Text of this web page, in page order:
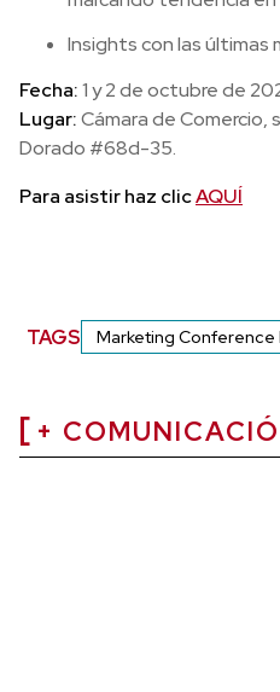
Insights con las
Fecha:1 y 2 de octubre de
Lugar:Cámara de Comercio,
Dorado #68d-35.
Para asistir haz clicAQUÍ
TAGS Marketing Conference
+